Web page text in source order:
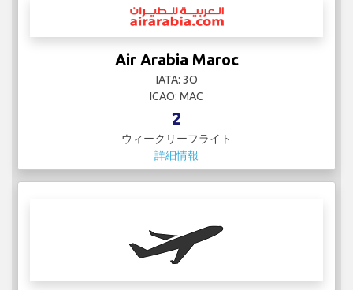
Air Arabia Maroc
IATA: 3O
ICAO: MAC
2
ウィークリーフライト
詳細情報